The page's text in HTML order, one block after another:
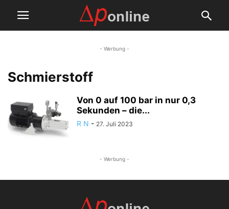
- Werbung -
Schmierstoff
Von 0 auf 100 bar in nur 0,3
Sekunden – die...
R N - 27. Juli 2023
- Werbung -